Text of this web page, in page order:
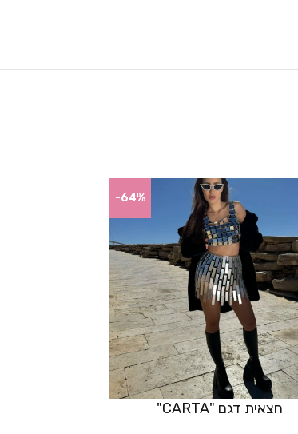
-64%
חצאית דגם "CARTA"